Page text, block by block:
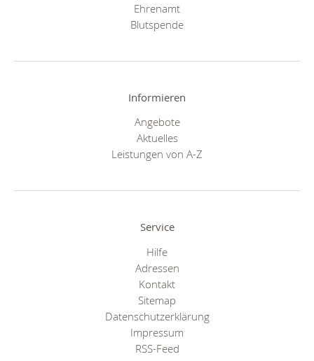
Ehrenamt
Blutspende
Informieren
Angebote
Aktuelles
Leistungen von A-Z
Service
Hilfe
Adressen
Kontakt
Sitemap
Datenschutzerklärung
Impressum
RSS-Feed